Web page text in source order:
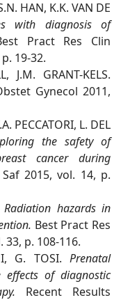
HAN, K.K. VAN DE
with diagnosis of
Pract Res Clin
19-32.
J.M. GRANT-KELS.
Gynecol 2011,
PECCATORI, L. DEL
the safety of
cancer during
2015, vol. 14, p.
Radiation hazards in
Best Pract Res
p. 108-116.
G. TOSI. Prenatal
of diagnostic
Recent Results